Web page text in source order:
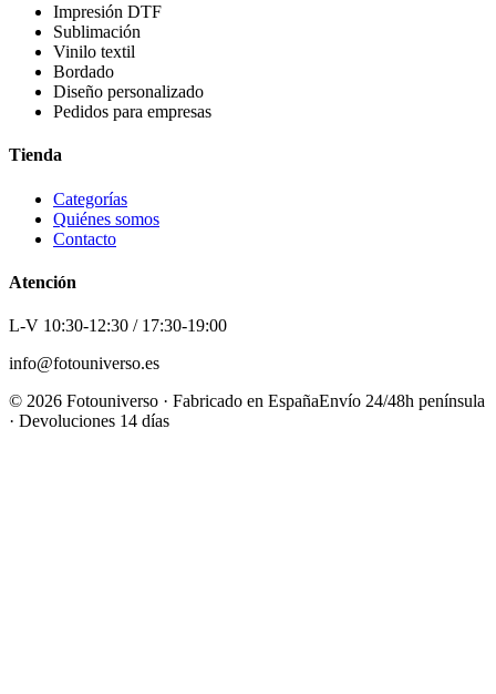
Impresión DTF
Sublimación
Vinilo textil
Bordado
Diseño personalizado
Pedidos para empresas
Tienda
Categorías
Quiénes somos
Contacto
Atención
L-V 10:30-12:30 / 17:30-19:00
info@fotouniverso.es
© 2026 Fotouniverso · Fabricado en EspañaEnvío 24/48h península
· Devoluciones 14 días